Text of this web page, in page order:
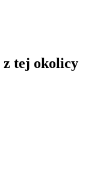
z tej okolicy